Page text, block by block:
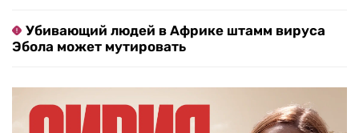
Убивающий людей в Африке штамм вируса
Эбола может мутировать